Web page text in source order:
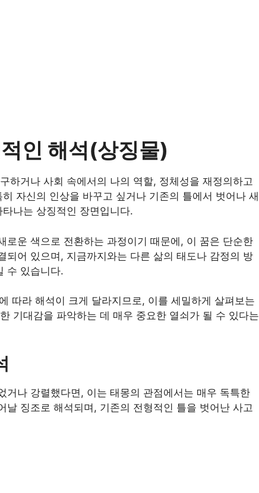
인 해석(상징물)
하거나 사회 속에서의 나의 역할, 정체성을 재정의하고
자신의 인상을 바꾸고 싶거나 기존의 틀에서 벗어나 새
나는 상징적인 장면입니다.
로운 색으로 전환하는 과정이기 때문에, 이 꿈은 단순한
되어 있으며, 지금까지와는 다른 삶의 태도나 감정의 방
수 있습니다.
따라 해석이 크게 달라지므로, 이를 세밀하게 살펴보는
기대감을 파악하는 데 매우 중요한 열쇠가 될 수 있다는
거나 강렬했다면, 이는 태몽의 관점에서는 매우 독특한
날 징조로 해석되며, 기존의 전형적인 틀을 벗어난 사고